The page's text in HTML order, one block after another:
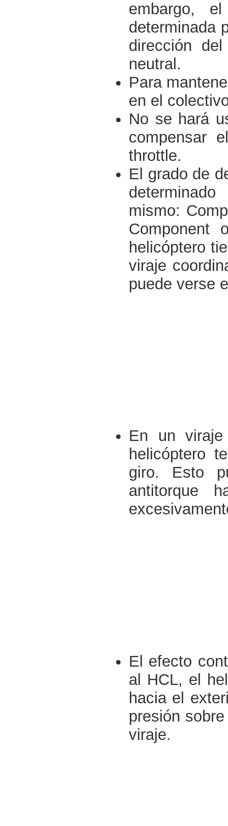
embargo,
determinada
dirección
neutral.
Para
en el
No se hará
compensar
throttle.
El grado de
mismo:
helicóptero
viraje
puede verse
En un
helicóptero
giro. Esto
antitorque
El efecto
al HCL, el
hacia el
presión
viraje.